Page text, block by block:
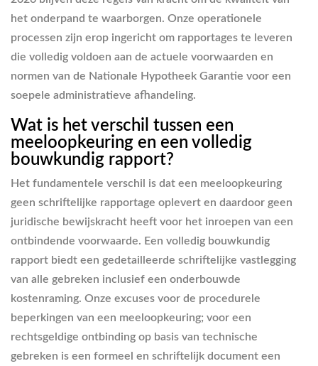
het onderpand te waarborgen. Onze operationele
processen zijn erop ingericht om rapportages te leveren
die volledig voldoen aan de actuele voorwaarden en
normen van de Nationale Hypotheek Garantie voor een
soepele administratieve afhandeling.
Wat is het verschil tussen een
meeloopkeuring en een volledig
bouwkundig rapport?
Het fundamentele verschil is dat een meeloopkeuring
geen schriftelijke rapportage oplevert en daardoor geen
juridische bewijskracht heeft voor het inroepen van een
ontbindende voorwaarde. Een volledig bouwkundig
rapport biedt een gedetailleerde schriftelijke vastlegging
van alle gebreken inclusief een onderbouwde
kostenraming. Onze excuses voor de procedurele
beperkingen van een meeloopkeuring; voor een
rechtsgeldige ontbinding op basis van technische
gebreken is een formeel en schriftelijk document een